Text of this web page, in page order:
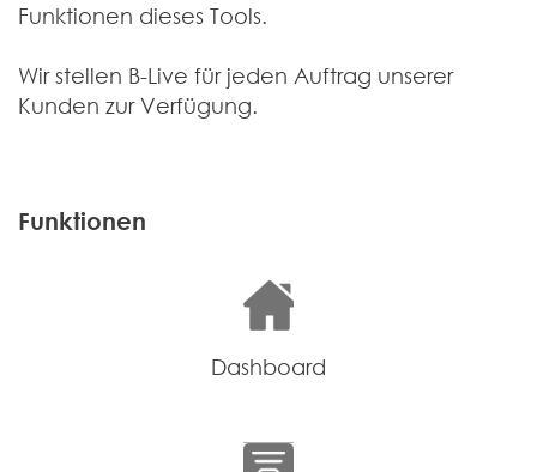
Funktionen dieses Tools.
Wir stellen B-Live für jeden Auftrag unserer
Kunden zur Verfügung.
Funktionen
Dashboard